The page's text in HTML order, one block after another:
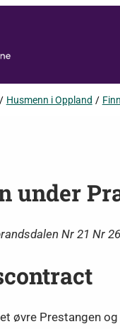
/ Husmenn i Oppland /
under
Nr 21 Nr
øvre Prestangen